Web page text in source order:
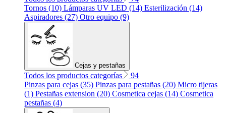
Tornos (10) Lámparas UV LED (14) Esterilización (14)
Aspiradores (27) Otro equipo (9)
Cejas y pestañas
Todos los productos categorías
94
Pinzas para cejas (35) Pinzas para pestañas (20) Micro tijeras
(1) Pestañas extension (20) Cosmetica cejas (14) Cosmetica
pestañas (4)